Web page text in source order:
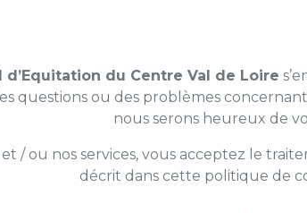
d’Equitation du Centre Val de Loire
questions ou des problèmes
nous serons heureux de
/ ou nos services, vous acceptez le
décrit dans cette politique de